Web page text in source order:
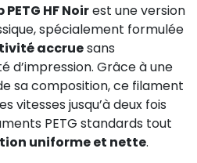
HF Noirest une version
spécialement formulée
accruesans
d’impression. Grâce à une
sa composition, ce filament
vitesses jusqu’à deux fois
PETG standards tout
uniforme et nette.